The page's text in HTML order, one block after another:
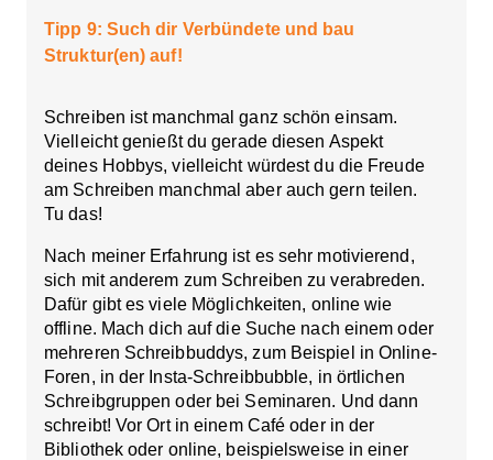
Tipp 9: Such dir Verbündete und bau
Struktur(en) auf!
Schreiben ist manchmal ganz schön einsam.
Vielleicht genießt du gerade diesen Aspekt
deines Hobbys, vielleicht würdest du die Freude
am Schreiben manchmal aber auch gern teilen.
Tu das!
Nach meiner Erfahrung ist es sehr motivierend,
sich mit anderem zum Schreiben zu verabreden.
Dafür gibt es viele Möglichkeiten, online wie
offline. Mach dich auf die Suche nach einem oder
mehreren Schreibbuddys, zum Beispiel in Online-
Foren, in der Insta-Schreibbubble, in örtlichen
Schreibgruppen oder bei Seminaren. Und dann
schreibt! Vor Ort in einem Café oder in der
Bibliothek oder online, beispielsweise in einer